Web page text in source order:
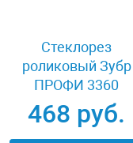
Стеклорез
роликовый Зубр
ПРОФИ 3360
468 руб.